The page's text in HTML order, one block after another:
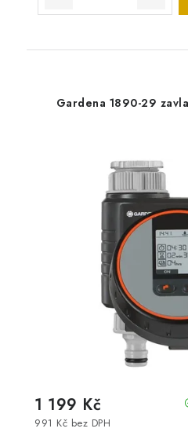
Gardena 1890-29
991 Kč bez DPH
1 199 Kč